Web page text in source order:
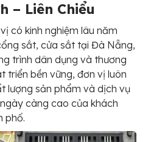
– Liên Chiểu
có kinh nghiệm lâu năm
sắt, cửa sắt tại Đà Nẵng,
trình dân dụng và thương
triển bền vững, đơn vị luôn
lượng sản phẩm và dịch vụ
càng cao của khách
phố.